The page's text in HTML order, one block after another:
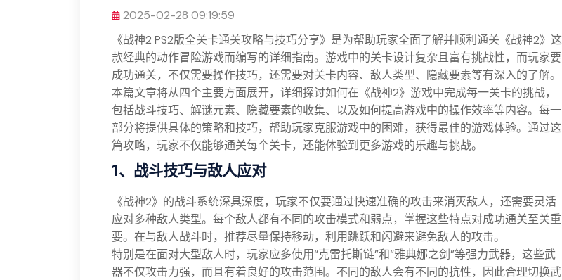
2025-02-28 09:19:59
《战神2 PS2版全关卡通关攻略与技巧分享》是为帮助玩家全面了解并顺利通关《战神2》这
款经典的动作冒险游戏而编写的详细指南。游戏中的关卡设计复杂且富有挑战性，而玩家要
成功通关，不仅需要操作技巧，还需要对关卡内容、敌人类型、隐藏要素等有深入的了解。
本篇文章将从四个主要方面展开，详细探讨如何在《战神2》游戏中完成每一关卡的挑战，
包括战斗技巧、解谜元素、隐藏要素的收集、以及如何提高游戏中的操作效率等内容。每一
部分将提供具体的策略和技巧，帮助玩家克服游戏中的困难，获得最佳的游戏体验。通过这
篇攻略，玩家不仅能够通关每个关卡，还能体验到更多游戏的乐趣与挑战。
1、战斗技巧与敌人应对
《战神2》的战斗系统深具深度，玩家不仅要通过快速准确的攻击来消灭敌人，还需要灵活
应对多种敌人类型。每个敌人都有不同的攻击模式和弱点，掌握这些特点对成功通关至关重
要。在与敌人战斗时，推荐尽量保持移动，利用跳跃和闪避来避免敌人的攻击。
特别是在面对大型敌人时，玩家应多使用“克雷托斯链”和“雅典娜之剑”等强力武器，这些武
器不仅攻击力强，而且有着良好的攻击范围。不同的敌人会有不同的抗性，因此合理切换武